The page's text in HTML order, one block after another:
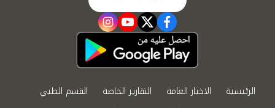
facebook
twitter
youtube
instagram
الرئيسية الاخبار العامة التقارير الخاصة
القسم الطبي